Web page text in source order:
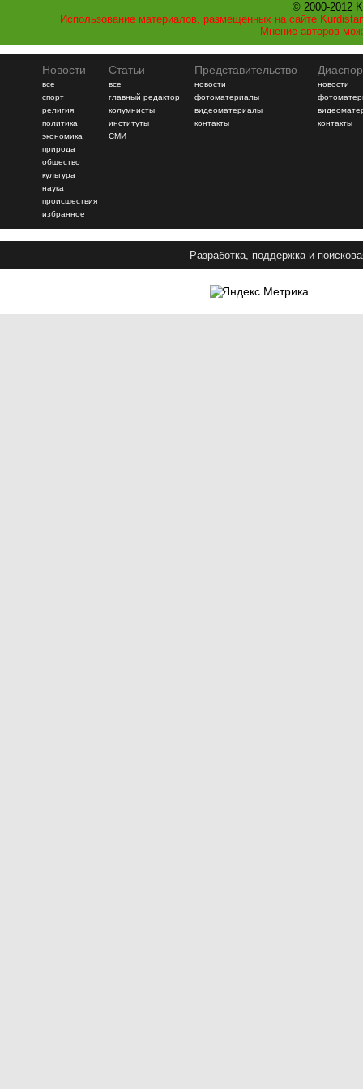
© 2000-2012
Использование материалов, размещенных на сайте
Мнение авторов
Новости
все
спорт
религия
политика
экономика
природа
общество
культура
наука
происшествия
избранное
Статьи
все
главный редактор
колумнисты
институты
СМИ
Представительство
новости
фотоматериалы
видеоматериалы
контакты
новости
контакты
Разработка, поддержка и